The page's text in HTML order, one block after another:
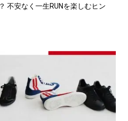
HANDBOOK
不安なく一生RUNを楽しむヒン